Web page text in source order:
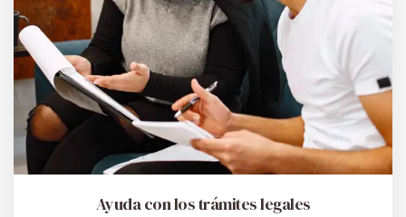
Ayuda con los trámites legales